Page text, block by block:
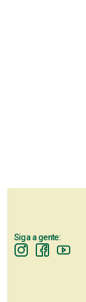
Siga a gente: